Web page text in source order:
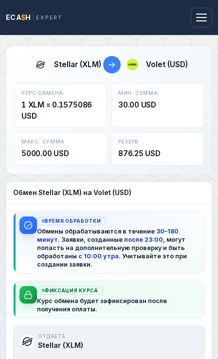
ECA$H EXPERT
Stellar (XLM) → Volet (USD)
КУРС ОБМЕНА
1 XLM = 0.1575086
USD
МИН. СУММА
30.00 USD
МАКС. СУММА
5000.00 USD
РЕЗЕРВ
876.25 USD
Обмен Stellar (XLM) на Volet (USD)
ВРЕМЯ ОБРАБОТКИ
Обмены обрабатываются в течение 30–180
минут. Заявки, созданные после 23:00 , могут
попасть на дополнительную проверку и быть
обработаны с 10:00 утра. Учитывайте это при
создании заявки.
ФИКСАЦИЯ КУРСА
Курс обмена будет зафиксирован после
получения оплаты.
ОТДАЕТЕ
Stellar (XLM)